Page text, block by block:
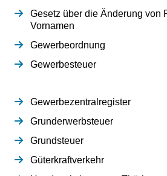
Gesetz über die Änderung von
Vornamen
Gewerbeordnung
Gewerbesteuer
Gewerbezentralregister
Grunderwerbsteuer
Grundsteuer
Güterkraftverkehr